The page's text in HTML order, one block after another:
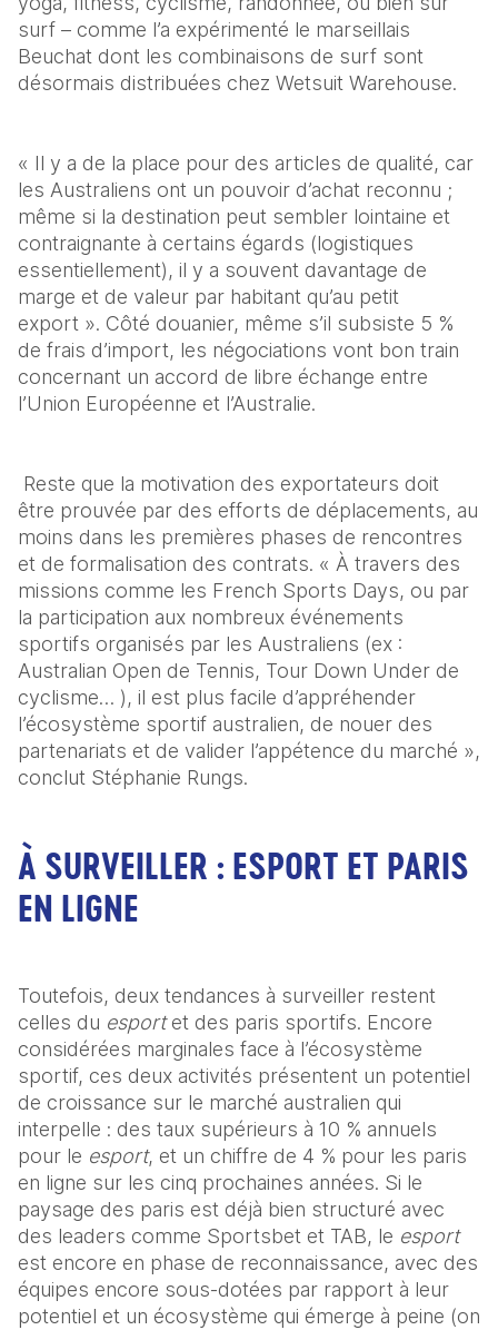
surf – comme l’a expérimenté le marseillais
Beuchat dont les combinaisons de surf sont
désormais distribuées chez Wetsuit Warehouse.
« Il y a de la place pour des articles de qualité, car
les Australiens ont un pouvoir d’achat reconnu ;
même si la destination peut sembler lointaine et
contraignante à certains égards (logistiques
essentiellement), il y a souvent davantage de
marge et de valeur par habitant qu’au petit
export ». Côté douanier, même s’il subsiste 5 %
de frais d’import, les négociations vont bon train
concernant un accord de libre échange entre
l’Union Européenne et l’Australie.
Reste que la motivation des exportateurs doit
être prouvée par des efforts de déplacements, au
moins dans les premières phases de rencontres
et de formalisation des contrats. « À travers des
missions comme les French Sports Days, ou par
la participation aux nombreux événements
sportifs organisés par les Australiens (ex :
Australian Open de Tennis, Tour Down Under de
cyclisme… ), il est plus facile d’appréhender
l’écosystème sportif australien, de nouer des
partenariats et de valider l’appétence du marché »,
conclut Stéphanie Rungs.
À SURVEILLER : ESPORT ET PARIS
EN LIGNE
Toutefois, deux tendances à surveiller restent
celles du esport et des paris sportifs. Encore
considérées marginales face à l’écosystème
sportif, ces deux activités présentent un potentiel
de croissance sur le marché australien qui
interpelle : des taux supérieurs à 10 % annuels
pour le esport, et un chiffre de 4 % pour les paris
en ligne sur les cinq prochaines années. Si le
paysage des paris est déjà bien structuré avec
des leaders comme Sportsbet et TAB, le
esport
est encore en phase de reconnaissance, avec des
équipes encore sous-dotées par rapport à leur
potentiel et un écosystème qui émerge à peine (on